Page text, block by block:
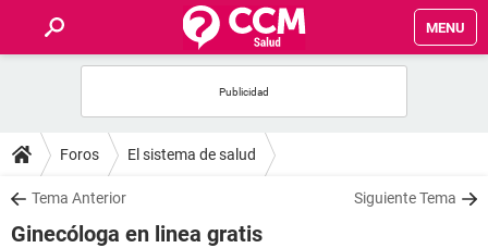
MENU
FOROS
SALUD
Foros El sistema de salud
Tema Anterior Siguiente Tema
Ginecóloga en linea gratis